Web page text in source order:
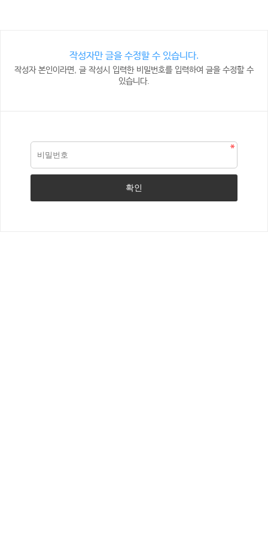
작성자만 글을 수정할 수 있습니다.
작성자 본인이라면, 글 작성시 입력한 비밀번호를 입력하여 글을 수정할 수
있습니다.